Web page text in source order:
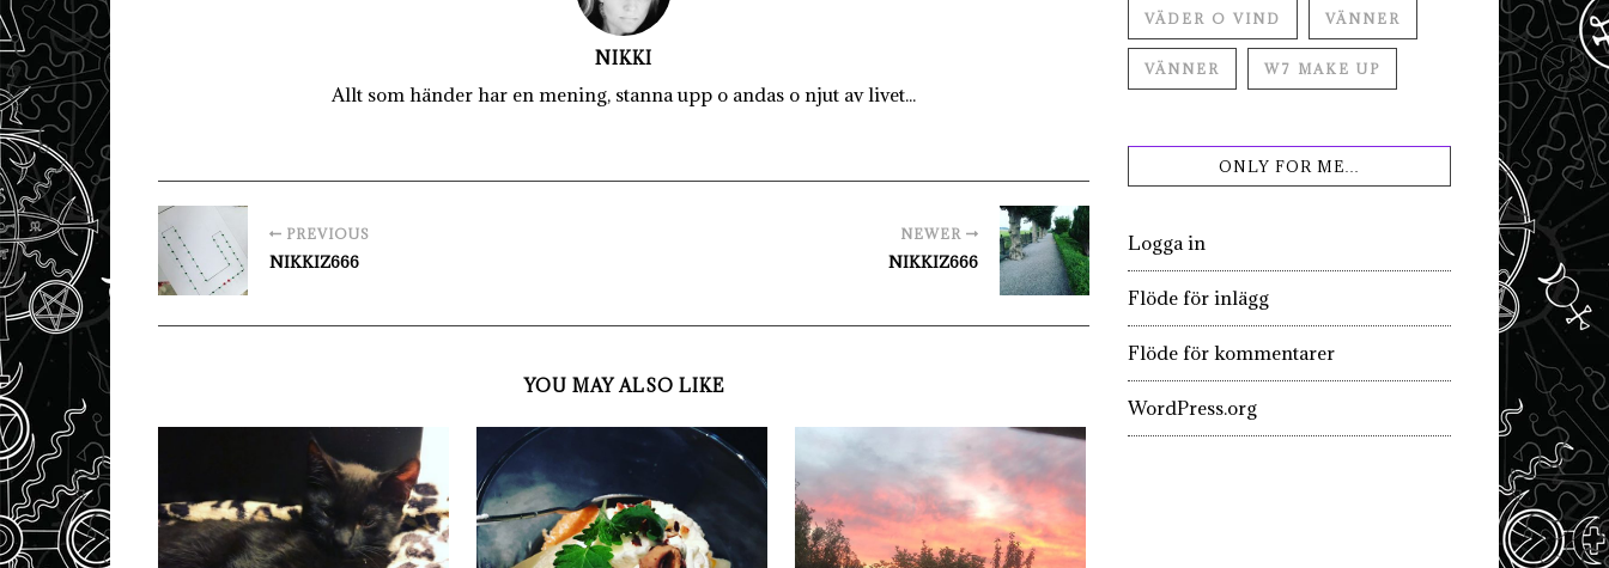
NIKKI
Allt som händer har en mening, stanna upp o andas o njut av livet...
PREVIOUS
NIKKIZ666
NEWER
NIKKIZ666
YOU MAY ALSO LIKE
VÄDER O VIND VÄNNER
VÄNNER W7 MAKE UP
ONLY FOR ME…
Logga in
Flöde för inlägg
Flöde för kommentarer
WordPress.org